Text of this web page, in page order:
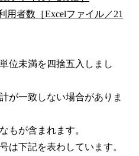
者数［Excelファイル／21
位未満を四捨五入しまし
が一致しない場合がありま
もが含まれます。
は下記を表わしています。